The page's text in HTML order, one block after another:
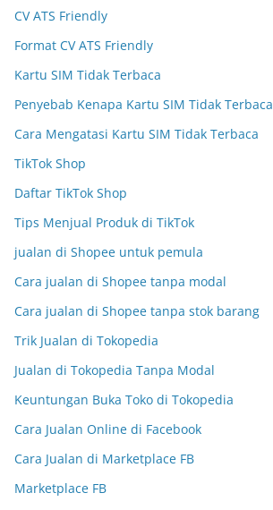
CV ATS Friendly
Format CV ATS Friendly
Kartu SIM Tidak Terbaca
Penyebab Kenapa Kartu SIM Tidak Terbaca
Cara Mengatasi Kartu SIM Tidak Terbaca
TikTok Shop
Daftar TikTok Shop
Tips Menjual Produk di TikTok
jualan di Shopee untuk pemula
Cara jualan di Shopee tanpa modal
Cara jualan di Shopee tanpa stok barang
Trik Jualan di Tokopedia
Jualan di Tokopedia Tanpa Modal
Keuntungan Buka Toko di Tokopedia
Cara Jualan Online di Facebook
Cara Jualan di Marketplace FB
Marketplace FB